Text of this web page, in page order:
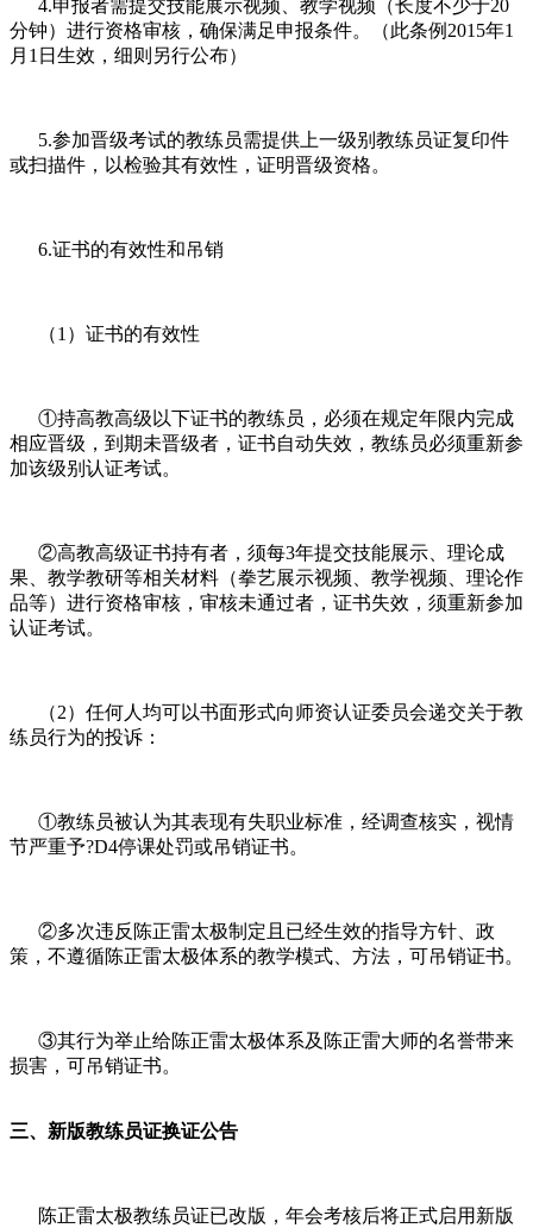
4.申报者需提交技能展示视频、教学视频（长度不少于20
分钟）进行资格审核，确保满足申报条件。（此条例2015年1
月1日生效，细则另行公布）
5.参加晋级考试的教练员需提供上一级别教练员证复印件
或扫描件，以检验其有效性，证明晋级资格。
6.证书的有效性和吊销
（1）证书的有效性
①持高教高级以下证书的教练员，必须在规定年限内完成
相应晋级，到期未晋级者，证书自动失效，教练员必须重新参
加该级别认证考试。
②高教高级证书持有者，须每3年提交技能展示、理论成
果、教学教研等相关材料（拳艺展示视频、教学视频、理论作
品等）进行资格审核，审核未通过者，证书失效，须重新参加
认证考试。
（2）任何人均可以书面形式向师资认证委员会递交关于教
练员行为的投诉：
①教练员被认为其表现有失职业标准，经调查核实，视情
节严重予?D4停课处罚或吊销证书。
②多次违反陈正雷太极制定且已经生效的指导方针、政
策，不遵循陈正雷太极体系的教学模式、方法，可吊销证书。
③其行为举止给陈正雷太极体系及陈正雷大师的名誉带来
损害，可吊销证书。
三、新版教练员证换证公告
陈正雷太极教练员证已改版，年会考核后将正式启用新版